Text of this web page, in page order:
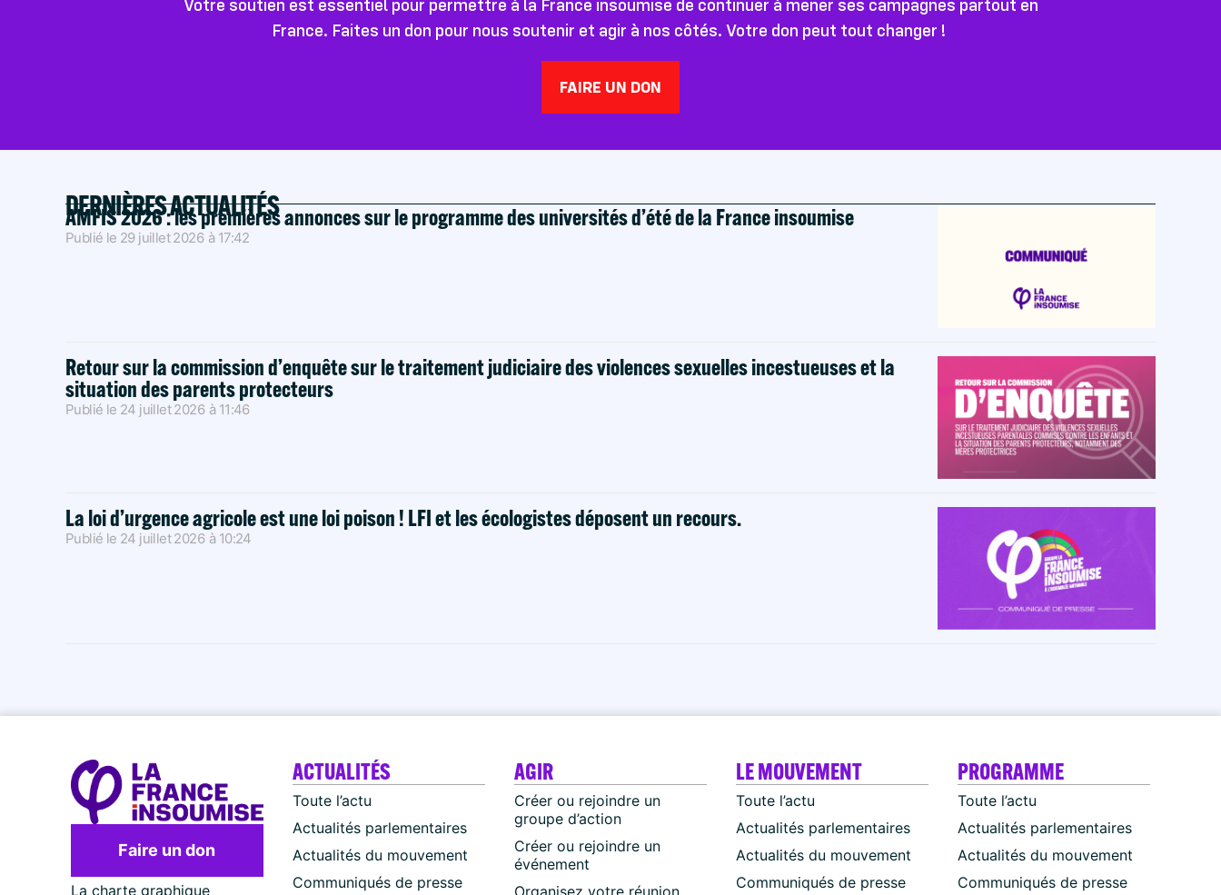
France. Faites un don pour nous soutenir et agir à nos côtés. Votre don peut tout changer !
FAIRE UN DON
DERNIÈRES ACTUALITÉS
AMFIS 2026 : les premières annonces sur le programme des universités d’été de la France insoumise
Publié le 29 juillet 2026 à 17:42
Retour sur la commission d’enquête sur le traitement judiciaire des violences sexuelles incestueuses et la
situation des parents protecteurs
Publié le 24 juillet 2026 à 11:46
La loi d’urgence agricole est une loi poison ! LFI et les écologistes déposent un recours.
Publié le 24 juillet 2026 à 10:24
Faire un don
La charte graphique
ACTUALITÉS
Toute l’actu
Actualités parlementaires
Actualités du mouvement
Communiqués de presse
AGIR
Créer ou rejoindre un
groupe d’action
Créer ou rejoindre un
événement
LE MOUVEMENT
Toute l’actu
Actualités parlementaires
Actualités du mouvement
Communiqués de presse
PROGRAMME
Toute l’actu
Actualités parlementaires
Actualités du mouvement
Communiqués de presse